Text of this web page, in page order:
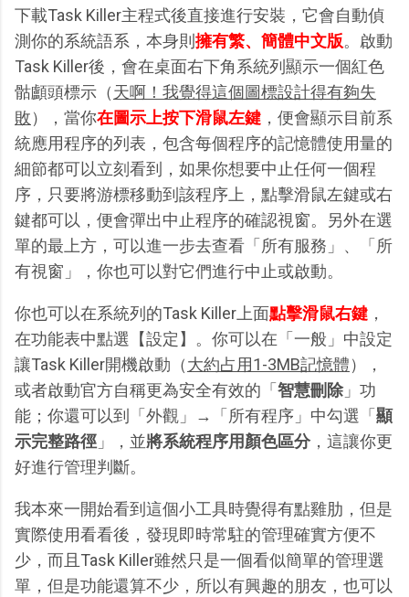
下載Task Killer主程式後直接進行安裝，它會自動偵
測你的系統語系，本身則 擁有繁、簡體中文版。啟動
Task Killer後，會在桌面右下角系統列顯示一個紅色
骷顱頭標示（天啊！我覺得這個圖標設計得有夠失
敗），當你在圖示上按下滑鼠左鍵 ，便會顯示目前系
統應用程序的列表，包含每個程序的記憶體使用量的
細節都可以立刻看到，如果你想要中止任何一個程
序，只要將游標移動到該程序上，點擊滑鼠左鍵或右
鍵都可以，便會彈出中止程序的確認視窗。另外在選
單的最上方，可以進一步去查看「所有服務」、「所
有視窗」，你也可以對它們進行中止或啟動。
你也可以在系統列的Task Killer上面點擊滑鼠右鍵 ，
在功能表中點選【設定】。你可以在「一般」中設定
讓Task Killer開機啟動（大約占用1-3MB記憶體），
或者啟動官方自稱更為安全有效的「 智慧刪除」功
能；你還可以到「外觀」→「所有程序」中勾選「 顯
示完整路徑 」，並將系統程序用顏色區分，這讓你更
好進行管理判斷。
我本來一開始看到這個小工具時覺得有點雞肋，但是
實際使用看看後，發現即時常駐的管理確實方便不
少，而且Task Killer雖然只是一個看似簡單的管理選
單，但是功能還算不少，所以有興趣的朋友，也可以